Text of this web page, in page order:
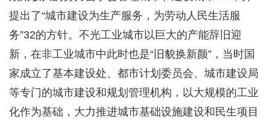
提出了“城市建设为生产服务，为劳动人民生活服
务”32的方针。不光工业城市以巨大的产能辞旧迎
新，在非工业城市中此时也是“旧貌换新颜”，当时国
家成立了基本建设处、都市计划委员会、城市建设局
等专门的城市建设和规划管理机构，以大规模的工业
化作为基础，大力推进城市基础设施建设和民生项目